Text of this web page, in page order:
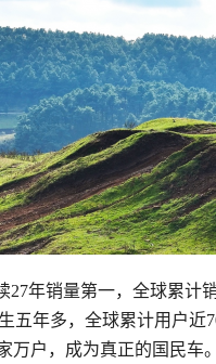
年销量第一，全球累计
五年多，全球累计用户近
万户，成为真正的国民车。